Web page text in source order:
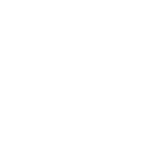
para uma estadia relaxante.